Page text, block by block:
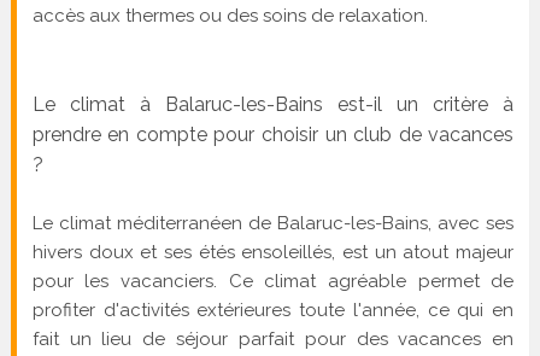
accès aux thermes ou des soins de relaxation.
Le climat à Balaruc-les-Bains est-il un critère à
prendre en compte pour choisir un club de vacances
?
Le climat méditerranéen de Balaruc-les-Bains, avec ses
hivers doux et ses étés ensoleillés, est un atout majeur
pour les vacanciers. Ce climat agréable permet de
profiter d'activités extérieures toute l'année, ce qui en
fait un lieu de séjour parfait pour des vacances en